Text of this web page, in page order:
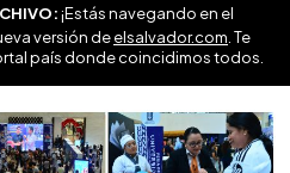
¡Estás navegando en el
versión deelsalvador.com . Te
país donde coincidimos todos.